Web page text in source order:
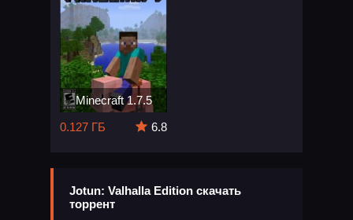
Minecraft 1.7.5
0.127 ГБ
6.8
Jotun: Valhalla Edition скачать
торрент